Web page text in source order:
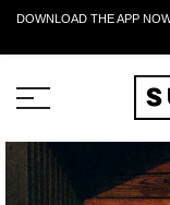
DOWNLOAD THE APP